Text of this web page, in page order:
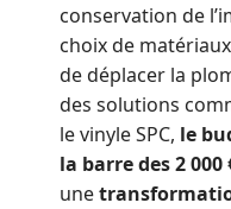
conservation de
choix de
de déplacer la
des solutions
le vinyle SPC, le
la barre des 2 000
une